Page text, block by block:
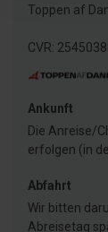
Toppen af
CVR:
Ankunft
Die Anreise/
erfolgen (in
Abfahrt
Wir bitten
Abreisetag